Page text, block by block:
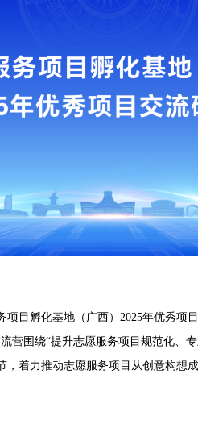
项目孵化基地（广西）2025年优秀项
营围绕“提升志愿服务项目规范化、
，着力推动志愿服务项目从创意构想